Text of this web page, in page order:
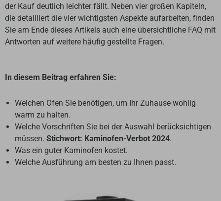
der Kauf deutlich leichter fällt. Neben vier großen Kapiteln,
die detailliert die vier wichtigsten Aspekte aufarbeiten, finden
Sie am Ende dieses Artikels auch eine übersichtliche FAQ mit
Antworten auf weitere häufig gestellte Fragen.
In diesem Beitrag erfahren Sie:
Welchen Ofen Sie benötigen, um Ihr Zuhause wohlig
warm zu halten.
Welche Vorschriften Sie bei der Auswahl berücksichtigen
müssen. Stichwort: Kaminofen-Verbot 2024.
Was ein guter Kaminofen kostet.
Welche Ausführung am besten zu Ihnen passt.